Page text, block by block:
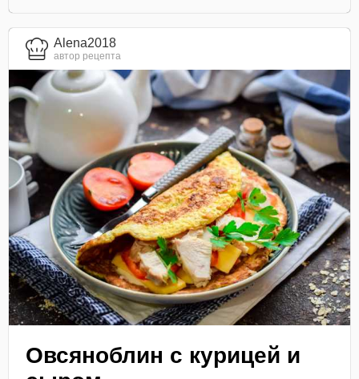
Alena2018
автор рецепта
Овсяноблин с курицей и